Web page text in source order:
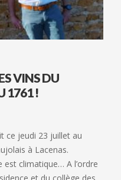
VINS DU
1761 !
ce jeudi 23 juillet au
à Lacenas.
est climatique… A l’ordre
et du collège des